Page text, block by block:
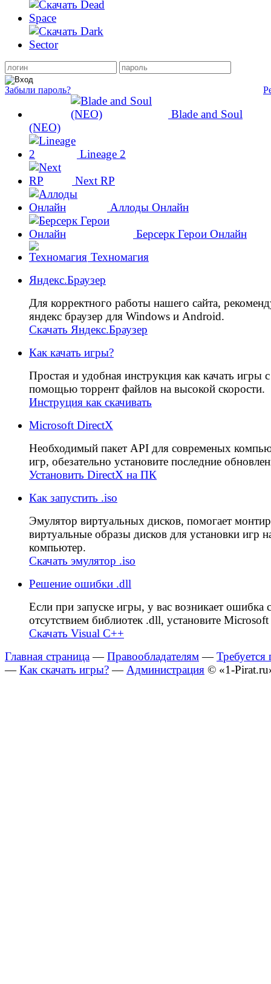
Забыли пароль?
Blade and Soul
(NEO)
Lineage 2
Next RP
Аллоды Онлайн
Берсерк Герои Онлайн
Техномагия
Яндекс.Браузер
Для корректного работы нашего сайта,
яндекс браузер для Windows и Android.
Скачать Яндекс.Браузер
Как качать игры?
Простая и удобная инструкция как качать игры с
помощью торрент файлов на высокой скорости.
Инструция как скачивать
Microsoft DirectX
Необходимый пакет API для современых
игр, обезательно установите последние
Установить DirectX на ПК
Как запустить .iso
Эмулятор виртуальных дисков, помогает
виртуальные образы дисков для установки игр
компьютер.
Скачать эмулятор .iso
Решение ошибки .dll
Если при запуске игры, у вас возникает ошибка с
отсутствием библиотек .dll, установите
Скачать Visual C++
Главная страница—Правообладателям—
—Как скачать игры?— Администрация © «1-